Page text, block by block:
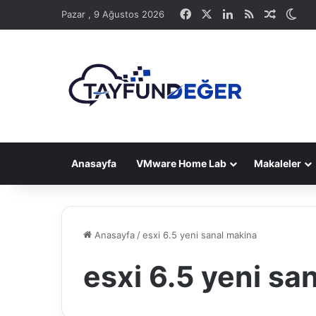
Pazar , 9 Ağustos 2026 Facebook LinkedIn
RSS
Anasayfa VMware Home Lab Makaleler
Anasayfa /esxi 6.5 yeni sanal makina
esxi 6.5 yeni